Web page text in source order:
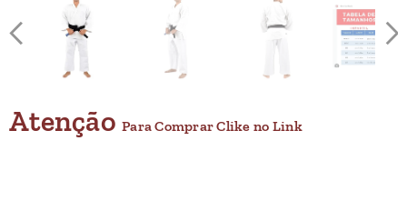
AtençãoPara Comprar Clike no Link